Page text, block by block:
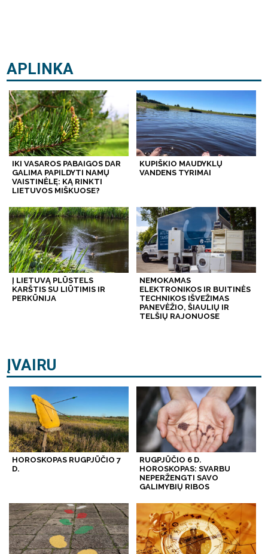
APLINKA
IKI VASAROS PABAIGOS DAR
GALIMA PAPILDYTI NAMŲ
VAISTINĖLĘ: KĄ RINKTI
LIETUVOS MIŠKUOSE?
KUPIŠKIO MAUDYKLŲ
VANDENS TYRIMAI
Į LIETUVĄ PLŪSTELS
KARŠTIS SU LIŪTIMIS IR
PERKŪNIJA
NEMOKAMAS
ELEKTRONIKOS IR BUITINĖS
TECHNIKOS IŠVEŽIMAS
PANEVĖŽIO, ŠIAULIŲ IR
TELŠIŲ RAJONUOSE
ĮVAIRU
HOROSKOPAS RUGPJŪČIO 7
D.
RUGPJŪČIO 6 D.
HOROSKOPAS: SVARBU
NEPERŽENGTI SAVO
GALIMYBIŲ RIBOS